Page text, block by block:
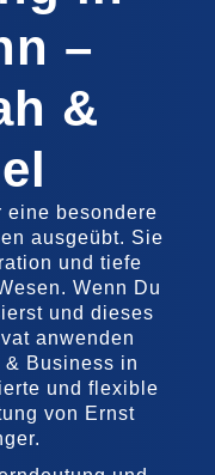
–
&
eine besondere
ausgeübt. Sie
und tiefe
Wenn Du
und dieses
anwenden
Business in
und flexible
von Ernst